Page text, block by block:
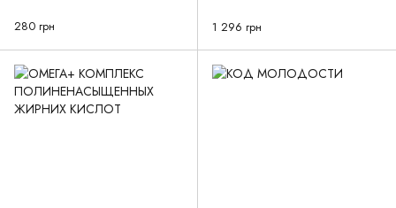
280 грн 1 296 грн